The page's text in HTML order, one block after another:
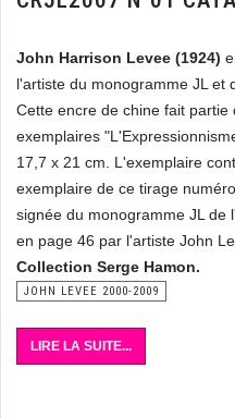
John Harrison Levee (1924)
l'artiste du monogramme JL et
Cette encre de chine fait
exemplaires
17,7 x 21 cm. L'exemplaire
exemplaire de ce tirage
signée du monogramme JL de
en page 46 par l'artiste John
Collection Serge Hamon.
JOHN LEVEE 2000-2009
LIRE LA SUITE...